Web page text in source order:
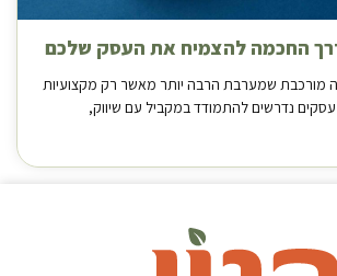
החכמה להצמיח את העסק שלכם
מורכבת שמערבת הרבה יותר מאשר רק מקצועיות
נדרשים להתמודד במקביל עם שיווק,